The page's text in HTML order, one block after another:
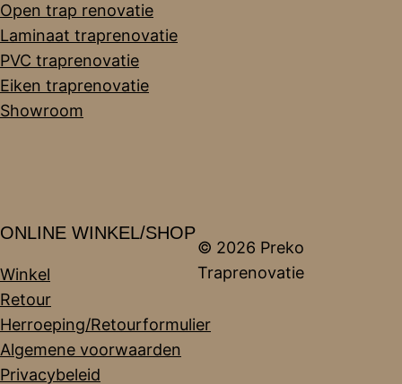
Open trap renovatie
Laminaat traprenovatie
PVC traprenovatie
Eiken traprenovatie
Showroom
ONLINE WINKEL/SHOP
Winkel
Retour
Herroeping/Retourformulier
Algemene voorwaarden
Privacybeleid
© 2026 Preko
Traprenovatie